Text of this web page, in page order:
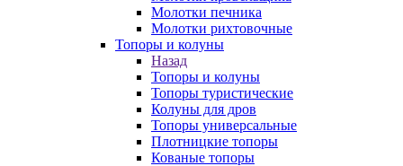
Молотки печника
Молотки рихтовочные
Топоры и колуны
Назад
Топоры и колуны
Топоры туристические
Колуны для дров
Топоры универсальные
Плотницкие топоры
Кованые топоры